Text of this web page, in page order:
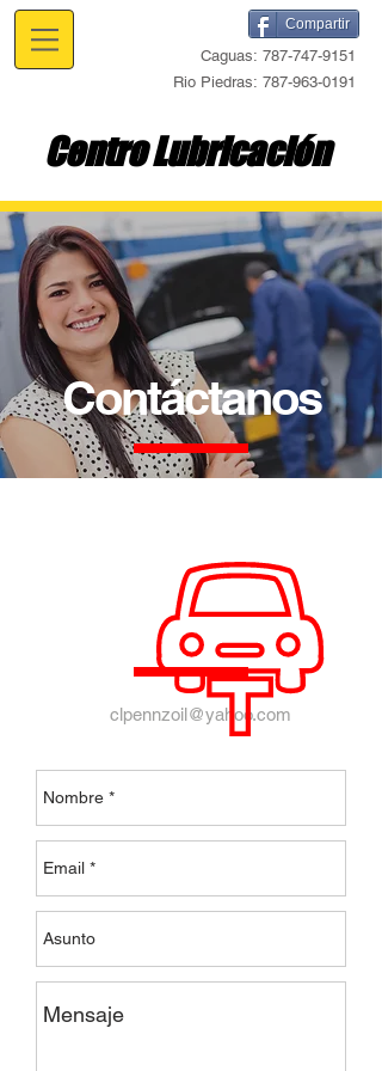
Caguas: 787-747-9151
Centro Lubricación
Compartir
Rio Piedras: 787-963-0191
Contáctanos
clpennzoil@yahoo.com